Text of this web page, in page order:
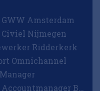
Amsterdam
Nijmegen
Ridderkerk
Omnichannel